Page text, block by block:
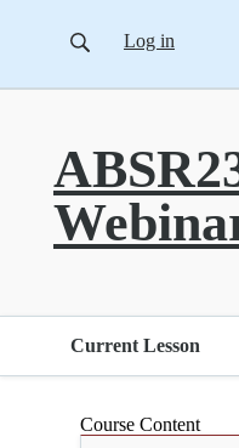
Log in
Current Lesson
Course Content